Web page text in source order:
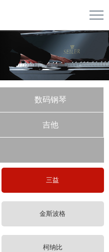
数码钢琴
吉他
三益
金斯波格
柯纳比